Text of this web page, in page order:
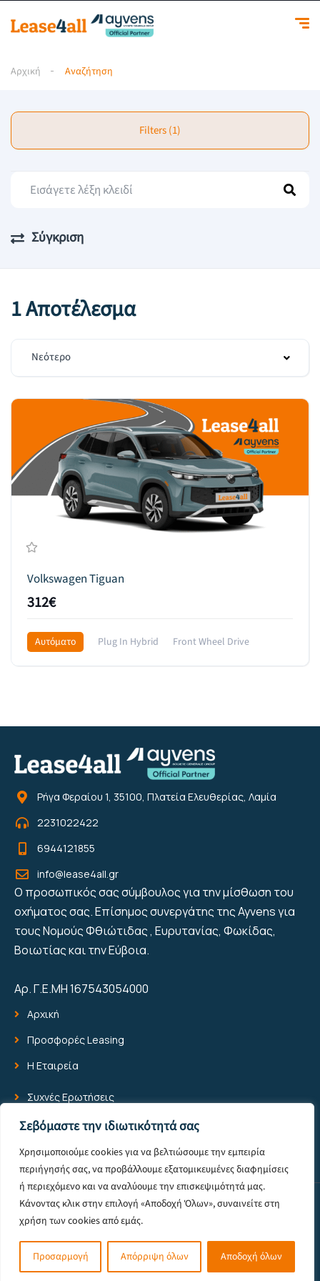
Σεβόμαστε την ιδιωτικότητά σας
Χρησιμοποιούμε cookies για να βελτιώσουμε την εμπειρία
περιήγησής σας, να προβάλλουμε εξατομικευμένες διαφημίσεις
ή περιεχόμενο και να αναλύουμε την επισκεψιμότητά μας.
Κάνοντας κλικ στην επιλογή «Αποδοχή Όλων», συναινείτε στη
χρήση των cookies από εμάς.
Προσαρμογή Απόρριψη όλων Αποδοχή όλων
Αρχική Αναζήτηση
Filters (1)
Σύγκριση
1 Αποτέλεσμα
Νεότερο
Volkswagen Tiguan
312€
Αυτόματο Plug In Hybrid
Front Wheel Drive
Ρήγα Φεραίου 1, 35100, Πλατεία Ελευθερίας, Λαμία
2231022422
6944121855
info@lease4all.gr
Ο προσωπικός σας σύμβουλος για την μίσθωση του
οχήματος σας. Επίσημος συνεργάτης της Ayvens για
τους Νομούς Φθιώτιδας , Ευρυτανίας, Φωκίδας,
Βοιωτίας και την Εύβοια.
Αρ. Γ.Ε.ΜΗ 167543054000
Αρχική
Προσφορές Leasing
Η Εταιρεία
Συχνές Ερωτήσεις
Blog
Επικοινωνία
© 2025 All Rights Reserved -
Powered by Pixelone